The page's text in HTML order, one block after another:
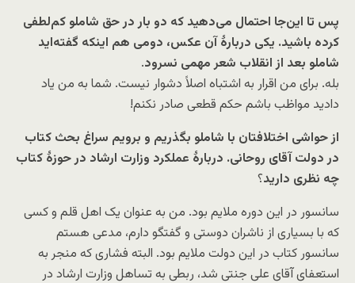
پس تا این‌جا احتمال می‌دهید که دو بار در حق شاملو کم‌لطفی
کرده‌ باشید. یکی دربارۀ آن عکس، دومی هم اینکه گفته‌اید
شاملو بعد از انقلاب شعر مهمی نسرود.
بله. برای من اقرار به اشتباه اصلاً دشوار نیست. شما به من یاد
دادید مواظب باشم حکم قطعی صادر نکنم!
از حواشی اختلافتان با شاملو بگذریم و برویم سراغ بحث کتاب
در دولت آقای روحانی. دربارۀ عملکرد وزارت ارشاد در حوزۀ کتاب
چه نظری دارید؟
سانسور در این دوره ملایم بود. من به عنوان یک اهل قلم و کسی
که با بسیاری از ناشران دوستی و گفتگو دارم، مدعی هستم
سانسور کتاب در این دولت ملایم بود. البته فشاری که منجر به
استعفای آقای علی جنتی شد، ربطی به تساهل وزارت ارشاد در